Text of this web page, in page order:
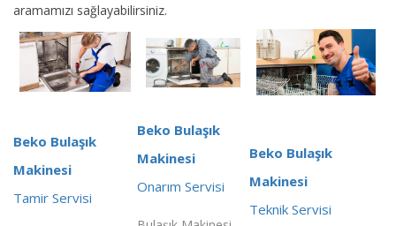
aramamızı sağlayabilirsiniz.
Beko Bulaşık
Makinesi
Tamir Servisi
Beko Bulaşık
Makinesi
Onarım Servisi
Beko Bulaşık
Makinesi
Teknik Servisi